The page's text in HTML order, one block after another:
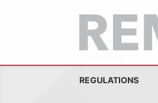
REGULATIONS